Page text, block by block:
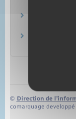
Troubles
Droits des
© Direction de
comarquage developpé